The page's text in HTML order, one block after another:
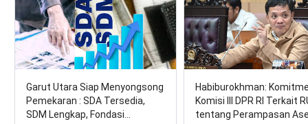
Garut Utara Siap Menyongsong
Pemekaran : SDA Tersedia,
SDM Lengkap, Fondasi…
Habiburokhman:
Komisi III DPR RI Terkait
tentang Perampasan